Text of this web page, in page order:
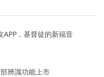
APP，基督徒的新福音
辨識功能上市